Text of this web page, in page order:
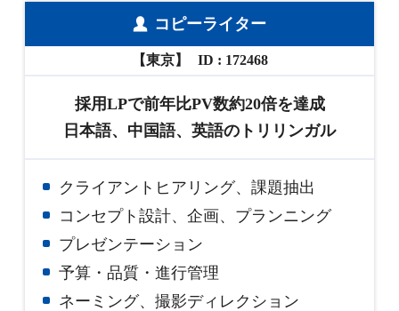
コピーライター
【東京】 172468
採用LPで前年比PV数約20倍を達成
日本語、中国語、英語のトリリンガル
クライアントヒアリング、課題抽出
コンセプト設計、企画、プランニング
プレゼンテーション
予算・品質・進行管理
ネーミング、撮影ディレクション